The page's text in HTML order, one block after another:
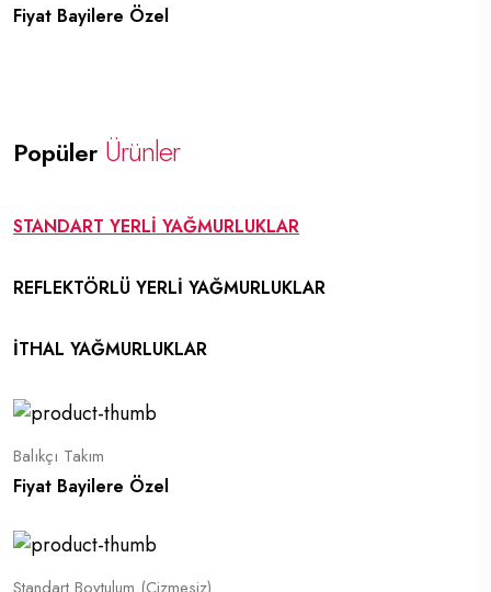
Fiyat Bayilere Özel
Popüler Ürünler
STANDART YERLİ YAĞMURLUKLAR
REFLEKTÖRLÜ YERLİ YAĞMURLUKLAR
İTHAL YAĞMURLUKLAR
Balıkçı Takım
Fiyat Bayilere Özel